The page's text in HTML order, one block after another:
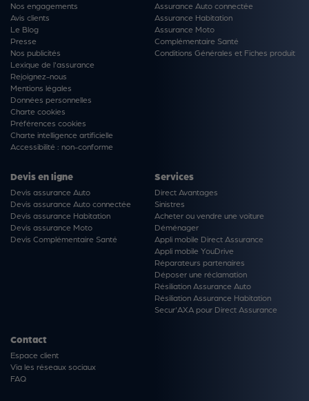
Nos engagements
Avis clients
Le Blog
Presse
Nos publicités
Lexique de l'assurance
Rejoignez-nous
Mentions légales
Données personnelles
Charte cookies
Préférences cookies
Charte intelligence artificielle
Accessibilité : non-conforme
Assurance Auto connectée
Assurance Habitation
Assurance Moto
Complémentaire Santé
Conditions Générales et Fiches produit
Devis en ligne
Devis assurance Auto
Devis assurance Auto connectée
Devis assurance Habitation
Devis assurance Moto
Devis Complémentaire Santé
Services
Direct Avantages
Sinistres
Acheter ou vendre une voiture
Déménager
Appli mobile Direct Assurance
Appli mobile YouDrive
Réparateurs partenaires
Déposer une réclamation
Résiliation Assurance Auto
Résiliation Assurance Habitation
Secur'AXA pour Direct Assurance
Contact
Espace client
Via les réseaux sociaux
FAQ